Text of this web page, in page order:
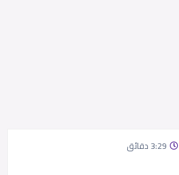
3:29 دقائق